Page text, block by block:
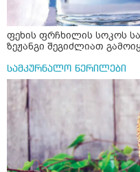
ფეხის ფრჩხილის სოკოს
ზეჟანგი შეგიძლიათ
სამკურნალო წერილები